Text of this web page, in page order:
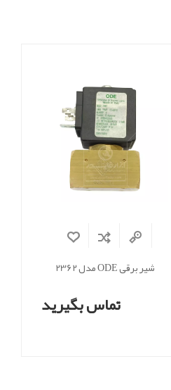
شیر برقی ODE مدل 2362
تماس بگیرید